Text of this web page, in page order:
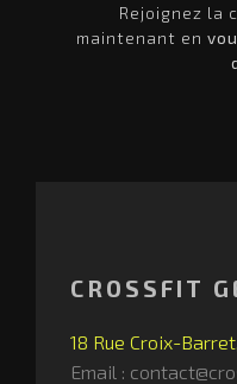
Rejoignez la
maintenant en
CROSSFIT
18 Rue Croix-
Email :